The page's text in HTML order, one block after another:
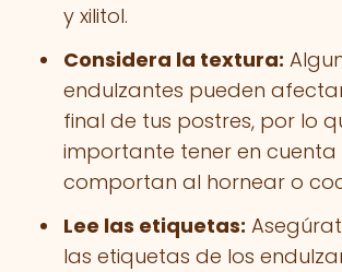
y xilitol.
Considera la textura:
endulzantes pueden
final de tus postres, por lo
importante tener en cuenta
comportan al hornear o
Lee las etiquetas:
las etiquetas de los